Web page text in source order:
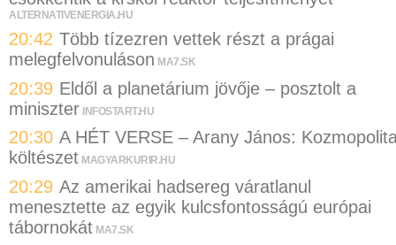
ALTERNATIVENERGIA.HU
20:42 Több tízezren vettek részt a prágai
melegfelvonuláson MA7.SK
20:39 Eldől a planetárium jövője – posztolt a
miniszter INFOSTART.HU
20:30 A HÉT VERSE – Arany János:
költészet MAGYARKURIR.HU
20:29 Az amerikai hadsereg váratlanul
menesztette az egyik kulcsfontosságú európai
tábornokát MA7.SK